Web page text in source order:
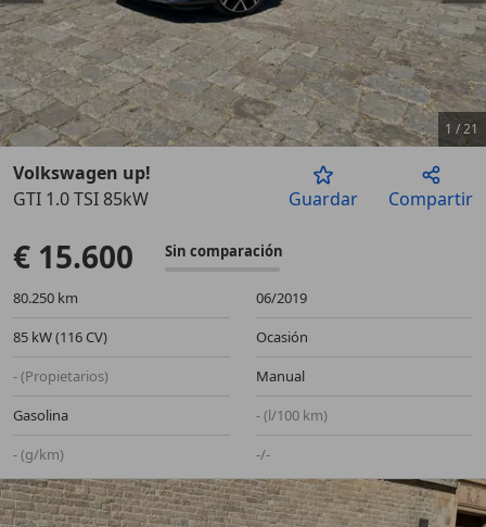
Anterior
1 /21
Volkswagen up!
GTI 1.0 TSI 85kW
Guardar Compartir
€ 15.600 Sin comparación
80.250 km
06/2019
85 kW (116 CV)
Ocasión
- (Propietarios)
Manual
Gasolina
- (l/100 km)
- (g/km)
-/-